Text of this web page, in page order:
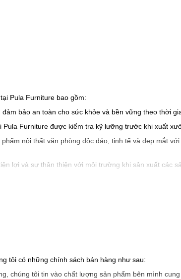
Pula Furniture bao gồm:
bảo an toàn cho sức khỏe và bền vững theo thời
Furniture được kiểm tra kỹ lưỡng trước khi xuất
nội thất văn phòng độc đáo, tinh tế và đẹp mắt
lợi và sự thân thiện với môi trường khi sản xuất các
tôi có những chính sách bán hàng như sau:
chúng tôi tin vào chất lượng sản phẩm bên mình